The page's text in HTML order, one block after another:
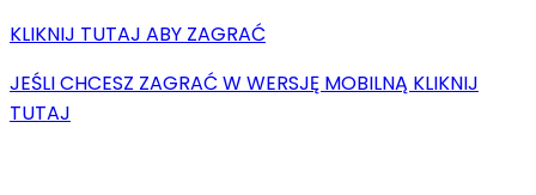
KLIKNIJ TUTAJ ABY ZAGRAĆ
JEŚLI CHCESZ ZAGRAĆ W WERSJĘ MOBILNĄ KLIKNIJ
TUTAJ